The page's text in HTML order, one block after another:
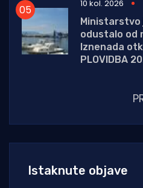
10 kol. 2026
Ministarstvo
odustalo od
Iznenada
PLOVIDBA
Istaknute objave